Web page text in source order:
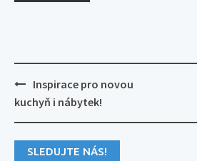
Post
navigation
Inspirace pro novou
kuchyň i nábytek!
SLEDUJTE NÁS!